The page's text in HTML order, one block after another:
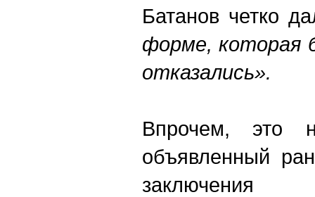
Батанов четко
форме, которая
отказались».
Впрочем, это
объявленный
заключения